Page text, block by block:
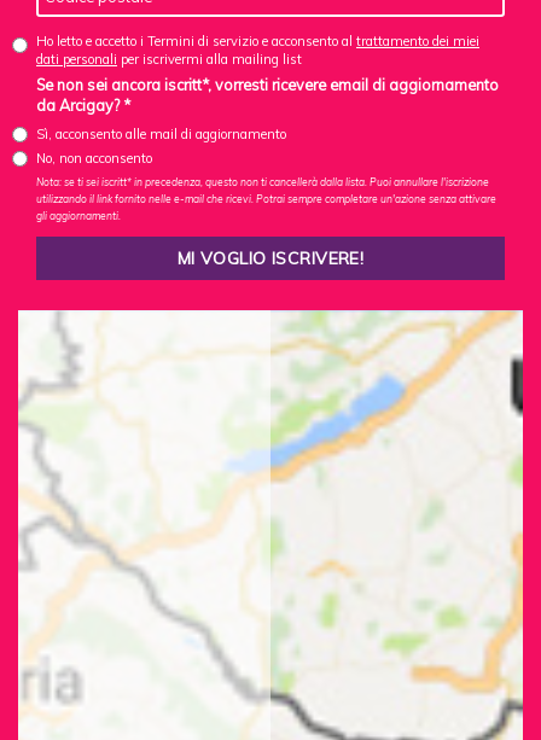
Ho letto e accetto i Termini di servizio e acconsento al trattamento dei miei
dati personali per iscrivermi alla mailing list
Se non sei ancora iscritt*, vorresti ricevere email di aggiornamento
da Arcigay? *
Sì, acconsento alle mail di aggiornamento
No, non acconsento
Nota: se ti sei iscritt* in precedenza, questo non ti cancellerà dalla lista. Puoi annullare l'iscrizione
utilizzando il link fornito nelle e-mail che ricevi. Potrai sempre completare un'azione senza attivare
gli aggiornamenti.